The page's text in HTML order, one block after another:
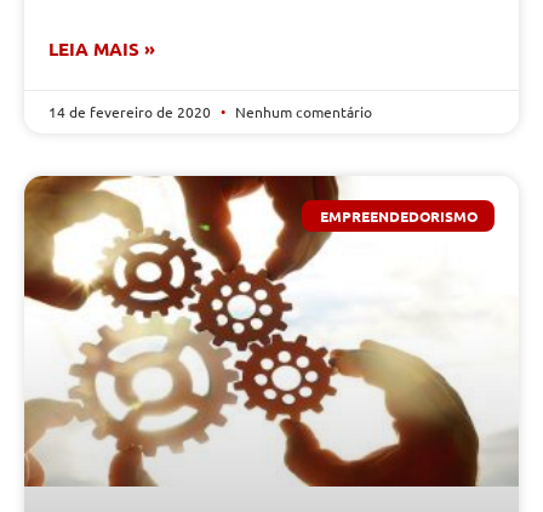
LEIA MAIS »
14 de fevereiro de 2020 Nenhum comentário
EMPREENDEDORISMO